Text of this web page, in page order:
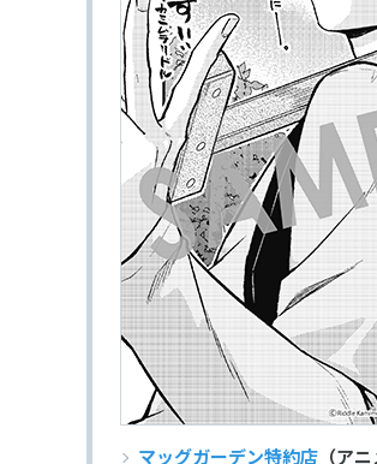
マッグガーデン特約店（アニ